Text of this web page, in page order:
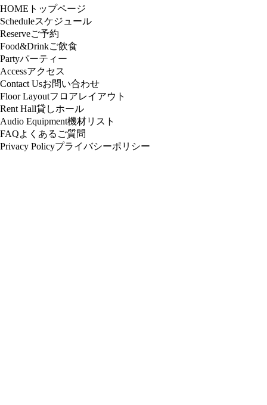
HOME トップページ
Scheduleスケジュール
Reserveご予約
Food&Drinkご飲食
Partyパーティー
Accessアクセス
Contact Usお問い合わせ
Floor Layoutフロアレイアウト
Rent Hall貸しホール
Audio Equipment機材リスト
FAQよくあるご質問
Privacy Policyプライバシーポリシー